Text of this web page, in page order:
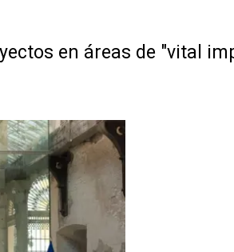
en áreas de "vital